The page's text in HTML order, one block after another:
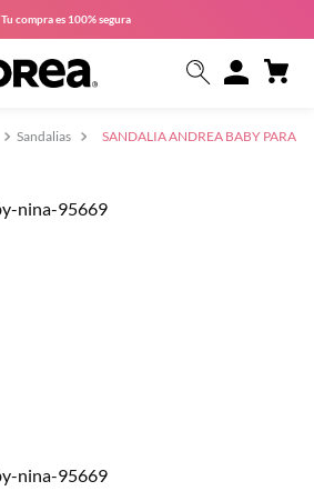
Tu compra es 100% segura
Sandalias
SANDALIA ANDREA BABY PARA